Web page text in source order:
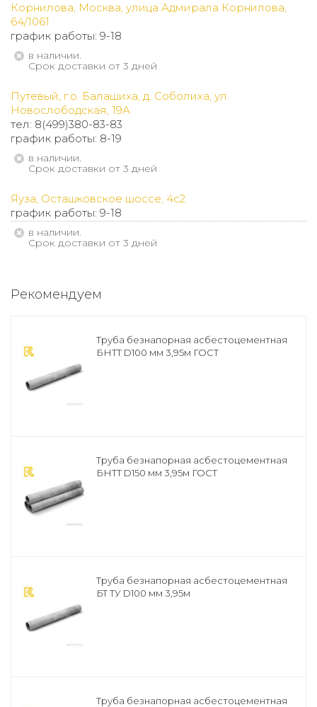
Корнилова, Москва, улица Адмирала Корнилова,
64/1061
график работы: 9-18
В наличии.
Срок доставки от 3 дней
Путевый, г.о. Балашиха, д. Соболиха, ул.
Новослободская, 19А
тел: 8(499)380-83-83
график работы: 8-19
В наличии.
Срок доставки от 3 дней
Яуза, Осташковское шоссе, 4с2
график работы: 9-18
В наличии.
Срок доставки от 3 дней
Рекомендуем
Труба безнапорная асбестоцементная
БНТТ D100 мм 3,95м ГОСТ
Труба безнапорная асбестоцементная
БНТТ D150 мм 3,95м ГОСТ
Труба безнапорная асбестоцементная
БТ ТУ D100 мм 3,95м
Труба безнапорная асбестоцементная